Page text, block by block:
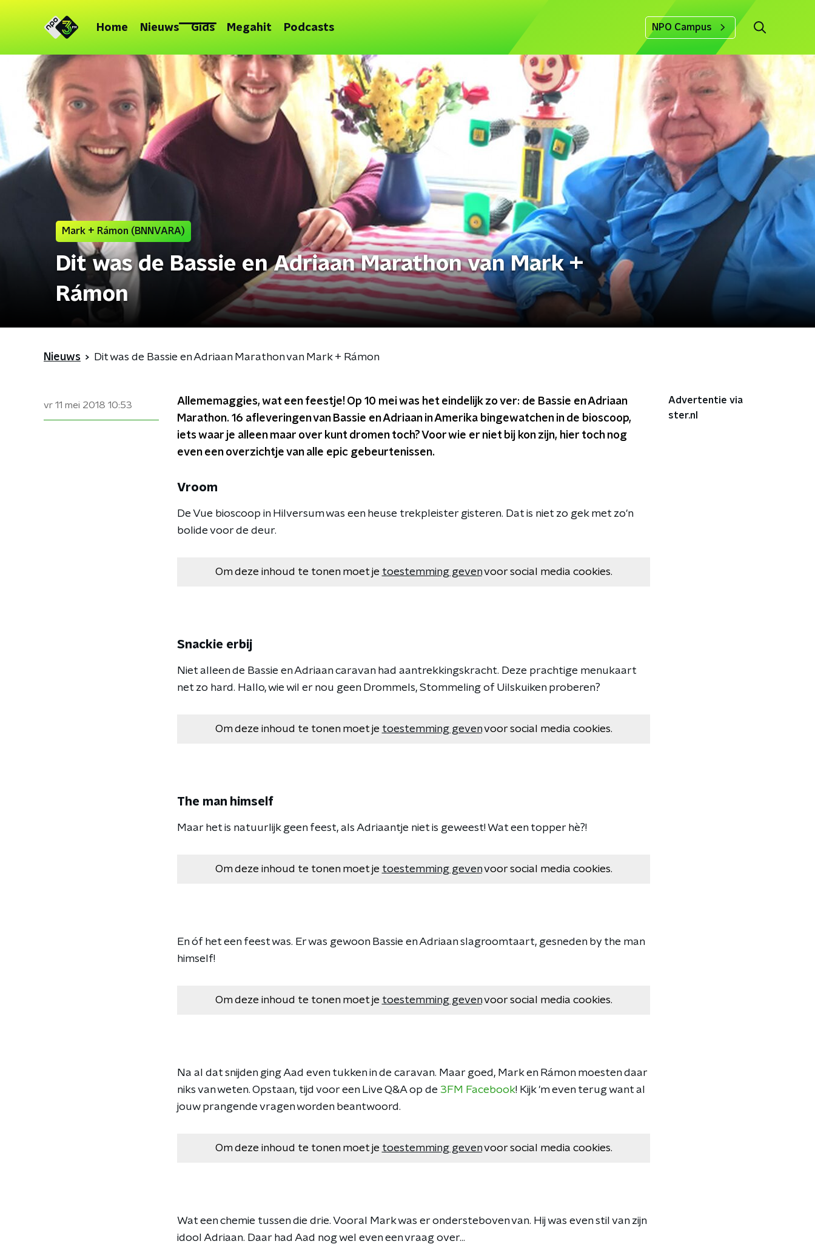
Home Nieuws Gids Megahit Podcasts NPO Campus
Mark + Rámon (BNNVARA)
Dit was de Bassie en Adriaan Marathon van Mark +
Rámon
Nieuws Dit was de Bassie en Adriaan Marathon van Mark + Rámon
vr 11 mei 2018 10:53
Allememaggies, wat een feestje! Op 10 mei was het eindelijk zo ver: de Bassie en Adriaan
Marathon. 16 afleveringen van Bassie en Adriaan in Amerika bingewatchen in de bioscoop,
iets waar je alleen maar over kunt dromen toch? Voor wie er niet bij kon zijn, hier toch nog
even een overzichtje van alle epic gebeurtenissen.
Vroom
De Vue bioscoop in Hilversum was een heuse trekpleister gisteren. Dat is niet zo gek met zo'n
bolide voor de deur.
Om deze inhoud te tonen moet je toestemming gevenvoor social media cookies.
Snackie erbij
Niet alleen de Bassie en Adriaan caravan had aantrekkingskracht. Deze prachtige menukaart
net zo hard. Hallo, wie wil er nou geen Drommels, Stommeling of Uilskuiken proberen?
Om deze inhoud te tonen moet je toestemming gevenvoor social media cookies.
The man himself
Maar het is natuurlijk geen feest, als Adriaantje niet is geweest! Wat een topper hè?!
Om deze inhoud te tonen moet je toestemming gevenvoor social media cookies.
En óf het een feest was. Er was gewoon Bassie en Adriaan slagroomtaart, gesneden by the man
himself!
Om deze inhoud te tonen moet je toestemming gevenvoor social media cookies.
Na al dat snijden ging Aad even tukken in de caravan. Maar goed, Mark en Rámon moesten daar
niks van weten. Opstaan, tijd voor een Live Q&A op de 3FM Facebook! Kijk 'm even terug want al
jouw prangende vragen worden beantwoord.
Om deze inhoud te tonen moet je toestemming gevenvoor social media cookies.
Wat een chemie tussen die drie. Vooral Mark was er ondersteboven van. Hij was even stil van zijn
idool Adriaan. Daar had Aad nog wel even een vraag over...
Advertentie via
ster.nl